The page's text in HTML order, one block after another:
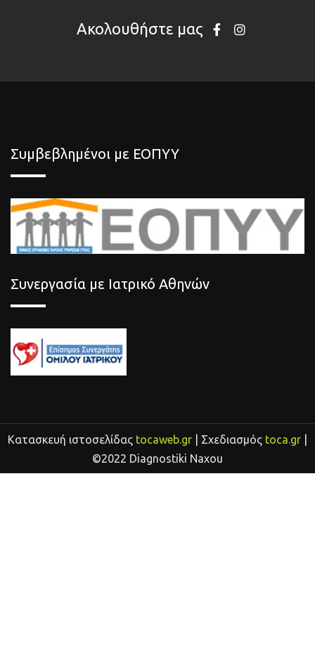
Ακολουθήστε μας
Συμβεβλημένοι με ΕΟΠΥΥ
Συνεργασία με Ιατρικό Αθηνών
Κατασκευή ιστοσελίδας tocaweb.gr | Σχεδιασμός toca.gr
©2022 Diagnostiki Naxou